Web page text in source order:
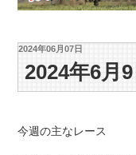
2024年06月07日
2024年6月
今週の主なレース